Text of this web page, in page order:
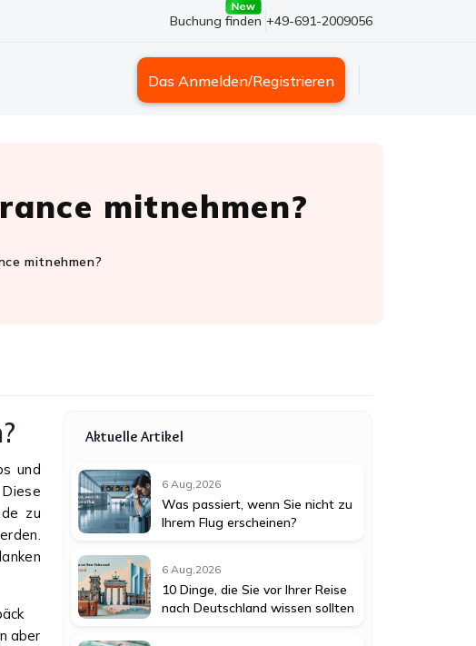
Buchung finden +49-691-2009056
Das Anmelden/Registrieren
mitnehmen?
mitnehmen?
und
zu
aber
Aktuelle Artikel
6 Aug,2026
Was passiert, wenn Sie nicht zu
Ihrem Flug erscheinen?
6 Aug,2026
10 Dinge, die Sie vor Ihrer Reise
nach Deutschland wissen sollten